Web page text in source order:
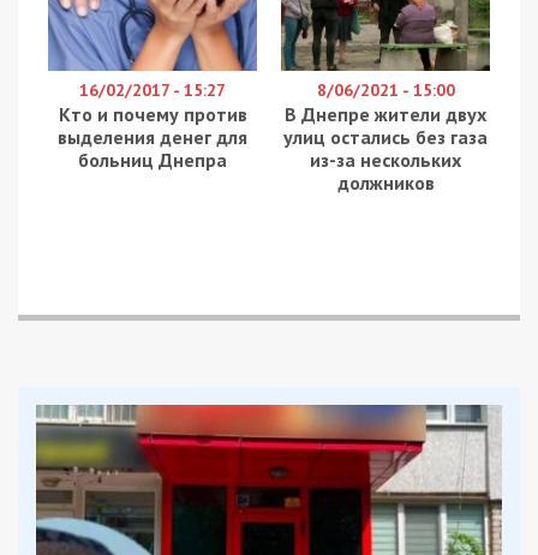
16/02/2017 - 15:27
Кто и почему против
выделения денег для
больниц Днепра
8/06/2021 - 15:00
В Днепре жители двух
улиц остались без газа
из-за нескольких
должников